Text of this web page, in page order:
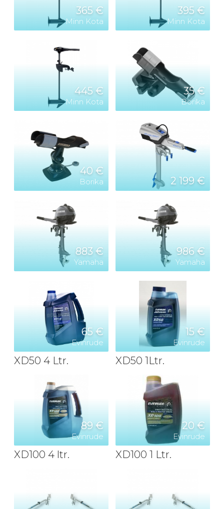
365 €
Minn Kota
395 €
Minn Kota
445 €
Minn Kota
35 €
Borika
40 €
Borika 2 199 €
883 €
Yamaha
986 €
Yamaha
65 €
Evinrude
XD50 4 Ltr.
15 €
Evinrude
XD50 1Ltr.
89 €
Evinrude
XD100 4 ltr.
20 €
Evinrude
XD100 1 Ltr.